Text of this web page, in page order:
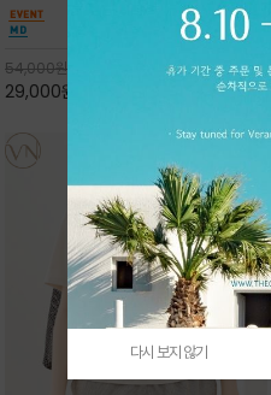
안함을 동시에 느낄수 있으며 차분하고 필요한
컬러웨이로 단독 또는 린넨 자켓/ 여름점퍼 안에
코디하기 만능템 입니다^^
54,000원
29,000원
다시 보지 않기